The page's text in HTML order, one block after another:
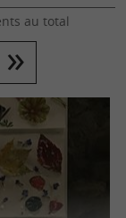
au total